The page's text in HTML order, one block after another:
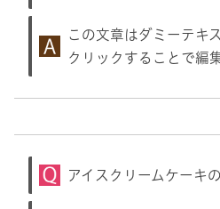
この文章はダミーテキ
クリックすることで編
アイスクリームケーキ